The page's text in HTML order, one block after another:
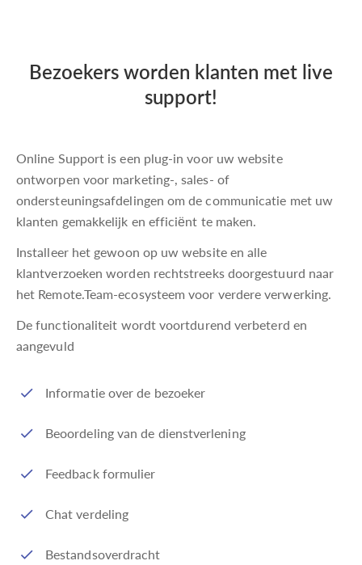
Bezoekers worden klanten met live
support!
Online Support is een plug-in voor uw website
ontworpen voor marketing-, sales- of
ondersteuningsafdelingen om de communicatie met uw
klanten gemakkelijk en efficiënt te maken.
Installeer het gewoon op uw website en alle
klantverzoeken worden rechtstreeks doorgestuurd naar
het Remote.Team-ecosysteem voor verdere verwerking.
De functionaliteit wordt voortdurend verbeterd en
aangevuld
Informatie over de bezoeker
Beoordeling van de dienstverlening
Feedback formulier
Chat verdeling
Bestandsoverdracht